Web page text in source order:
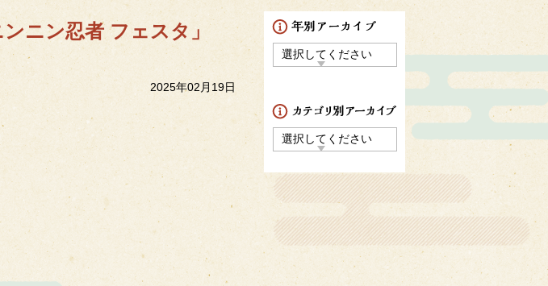
ニン忍者 フェスタ」
2025年02月19日